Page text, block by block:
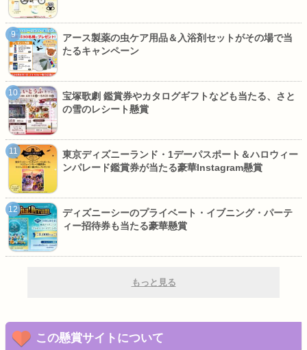
アース製薬の虫ケア用品＆入浴剤セットがその場で当
たるキャンペーン
宝塚歌劇 鑑賞券やカタログギフトなども当たる、さと
の雪のレシート懸賞
東京ディズニーランド・1デーパスポート＆ハロウィー
ンパレード鑑賞券が当たる豪華Instagram懸賞
ディズニーシーのプライベート・イブニング・パーテ
ィー招待券も当たる豪華懸賞
もっと見る
この懸賞サイトについて